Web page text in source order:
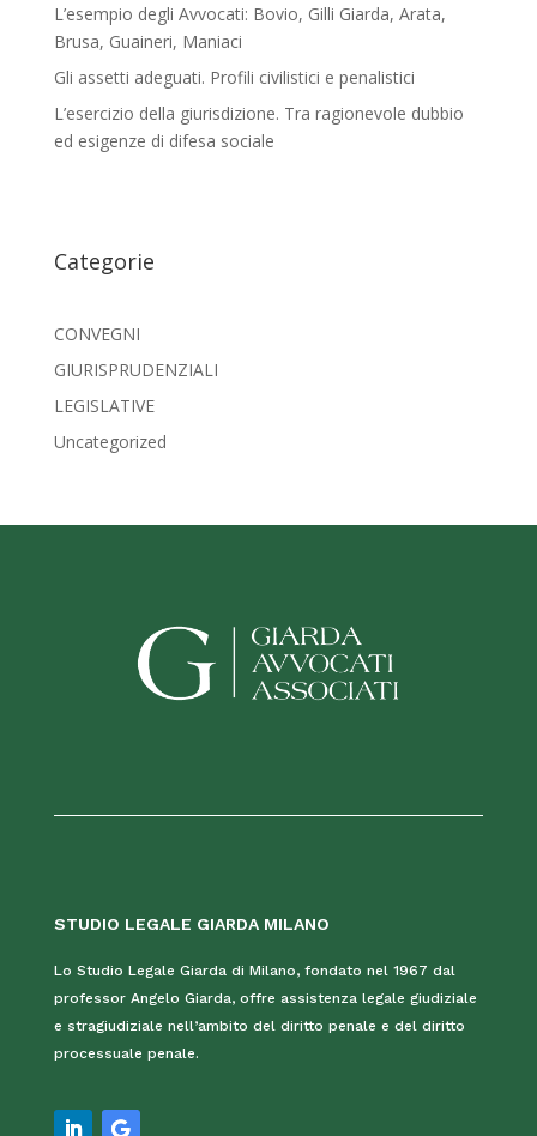
L’esempio degli Avvocati: Bovio, Gilli Giarda, Arata,
Brusa, Guaineri, Maniaci
Gli assetti adeguati. Profili civilistici e penalistici
L’esercizio della giurisdizione. Tra ragionevole dubbio
ed esigenze di difesa sociale
Categorie
CONVEGNI
GIURISPRUDENZIALI
LEGISLATIVE
Uncategorized
STUDIO LEGALE GIARDA MILANO
Lo Studio Legale Giarda di Milano, fondato nel 1967 dal
professor Angelo Giarda, offre assistenza legale giudiziale
e stragiudiziale nell’ambito del diritto penale e del diritto
processuale penale.